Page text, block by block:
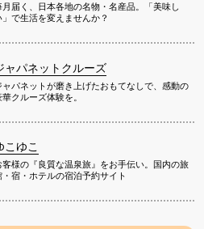
月届く、日本各地の名物・名産品。「美味し
」で生活を変えませんか？
ャパネットクルーズ
ャパネットが磨き上げたおもてなしで、感動の
華クルーズ体験を。
こゆこ
客様の『良質な温泉旅』をお手伝い。国内の旅
・宿・ホテルの宿泊予約サイト